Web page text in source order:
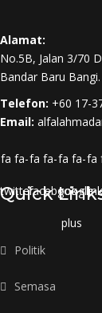
Alamat:
No.5B, Jalan 3/70
Bandar Baru
Telefon: +60 17-
Email:
fa fa-
twitter
fa fa-
facebook
fa fa-
google-
plus
fa
Quick
Politik
Semasa